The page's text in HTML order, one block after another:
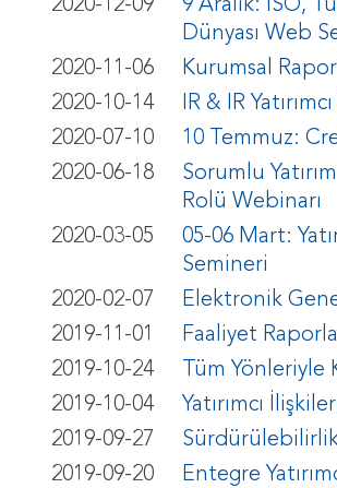
2020-12-09
9 Aralık: İSO,
Dünyası Web
2020-11-06
Kurumsal
2020-10-14
IR & IR
2020-07-10
10 Temmuz:
2020-06-18
Sorumlu
Rolü Webinarı
2020-03-05
05-06 Mart:
Semineri
2020-02-07
Elektronik
2019-11-01
Faaliyet
2019-10-24
Tüm Yönleriyle
2019-10-04
Yatırımcı
2019-09-27
Sürdürülebilirlik
2019-09-20
Entegre